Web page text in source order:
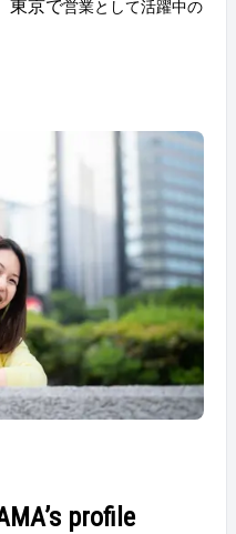
東京で営業として活躍中の
profile